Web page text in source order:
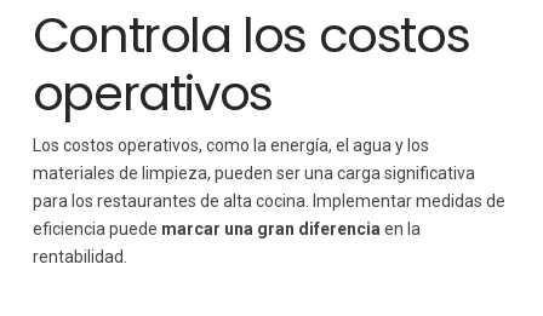
Controla los costos
operativos
Los costos operativos, como la energía, el agua y los
materiales de limpieza, pueden ser una carga significativa
para los restaurantes de alta cocina. Implementar medidas de
eficiencia puede marcar una gran diferencia en la
rentabilidad.